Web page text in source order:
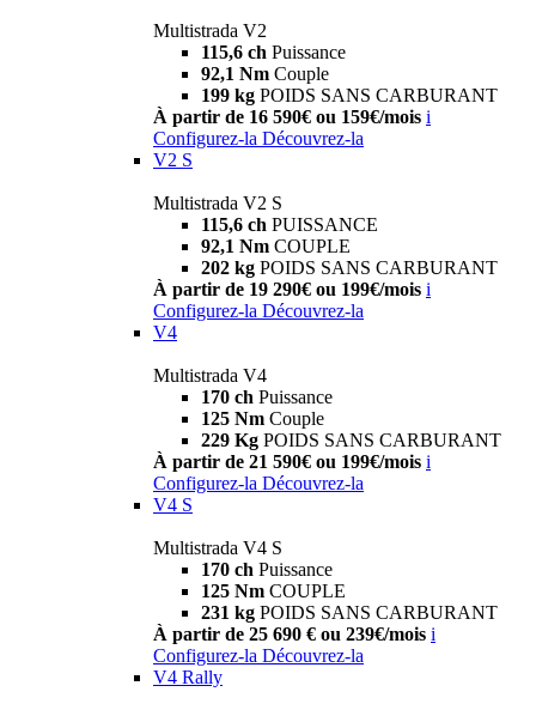
Multistrada V2
115,6 ch Puissance
92,1 Nm Couple
199 kg POIDS SANS CARBURANT
À partir de 16 590€ ou 159€/mois i
Configurez-la Découvrez-la
V2 S
Multistrada V2 S
115,6 ch PUISSANCE
92,1 Nm COUPLE
202 kg POIDS SANS CARBURANT
À partir de 19 290€ ou 199€/mois i
Configurez-la Découvrez-la
V4
Multistrada V4
170 ch Puissance
125 Nm Couple
229 Kg POIDS SANS CARBURANT
À partir de 21 590€ ou 199€/mois i
Configurez-la Découvrez-la
V4 S
Multistrada V4 S
170 ch Puissance
125 Nm COUPLE
231 kg POIDS SANS CARBURANT
À partir de 25 690 € ou 239€/mois i
Configurez-la Découvrez-la
V4 Rally